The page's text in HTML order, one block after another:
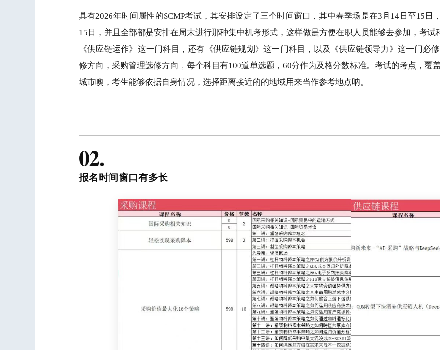
具有2026年时间属性的SCMP考试，其安排设定了三个时间窗口，其中春季场是在3月14日至15日
15日，并且全部都是安排在周末进行那种集中机考形式，这样做是方便在职人员能够去参加，考
《供应链运作》这一门科目，还有《供应链规划》这一门科目，以及《供应链领导力》这一门必
修方向，采购管理选修方向，每个科目有100道单选题，60分作为及格分数标准。考试的考点，覆
城市噢，考生能够依据自身情况，选择距离接近的的地域用来当作参考地点呐。
02.
报名时间窗口有多长